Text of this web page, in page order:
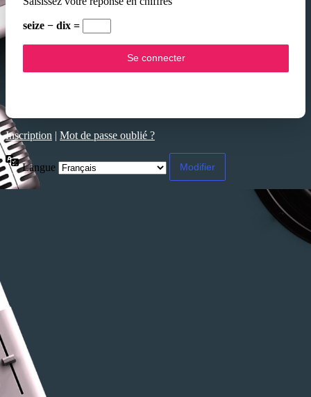
seize − dix =
Inscription | Mot de passe oublié ?
Langue